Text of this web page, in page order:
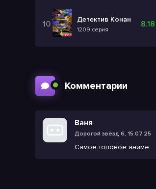
Детектив Конан
1209 серия
8.18
Комментарии
Ваня
Дорогой звёзд 6, 15.07.25
Самое топовое аниме